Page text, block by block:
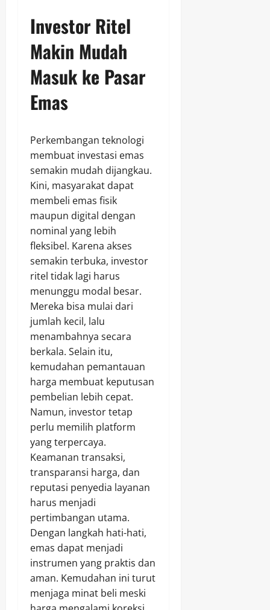
Investor Ritel
Makin Mudah
Masuk ke Pasar
Emas
Perkembangan teknologi
membuat investasi emas
semakin mudah dijangkau.
Kini, masyarakat dapat
membeli emas fisik
maupun digital dengan
nominal yang lebih
fleksibel. Karena akses
semakin terbuka, investor
ritel tidak lagi harus
menunggu modal besar.
Mereka bisa mulai dari
jumlah kecil, lalu
menambahnya secara
berkala. Selain itu,
kemudahan pemantauan
harga membuat keputusan
pembelian lebih cepat.
Namun, investor tetap
perlu memilih platform
yang terpercaya.
Keamanan transaksi,
transparansi harga, dan
reputasi penyedia layanan
harus menjadi
pertimbangan utama.
Dengan langkah hati-hati,
emas dapat menjadi
instrumen yang praktis dan
aman. Kemudahan ini turut
menjaga minat beli meski